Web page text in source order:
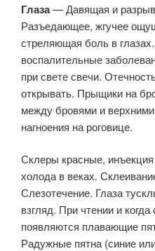
Глаза— Давящая и
Разъедающее, жгучее
стреляющая боль в
воспалительные
при свете свечи.
открывать. Прыщики на
между бровями и
нагноения на роговице.
Склеры красные,
холода в веках.
Слезотечение. Глаза
взгляд. При чтении и
появляются плавающие
Радужные пятна (синие